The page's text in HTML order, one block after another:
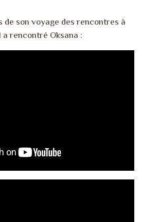
de son voyage des rencontres à
rencontré Oksana :